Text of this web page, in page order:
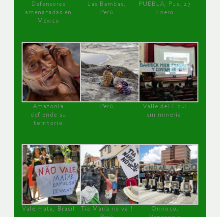
Defensoras
amenazadas en
México
Las Bambas,
Perú
PUEBLA, Pue, 27
Enero
Amazonía
defiende su
territorio
Perú
Valle del Elqui
sin minería.
Vale mata, Brasil
Tía María no va !
Orinoco,